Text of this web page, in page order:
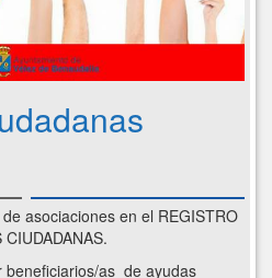
asociaciones en el REGISTRO
beneficiarios/as de ayudas